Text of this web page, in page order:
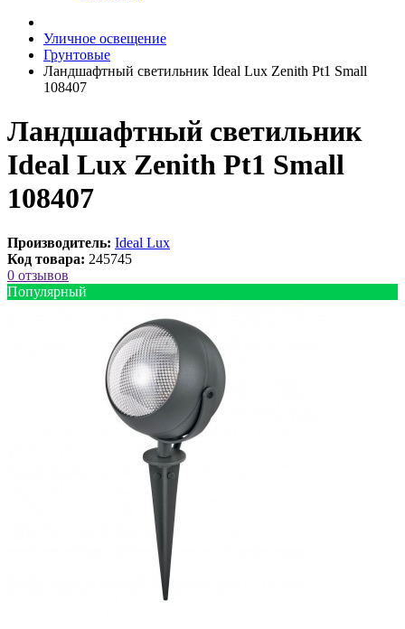
Уличное освещение
Грунтовые
Ландшафтный светильник Ideal Lux Zenith Pt1 Small
108407
Ландшафтный светильник
Ideal Lux Zenith Pt1 Small
108407
Производитель: Ideal Lux
Код товара: 245745
0 отзывов
Популярный